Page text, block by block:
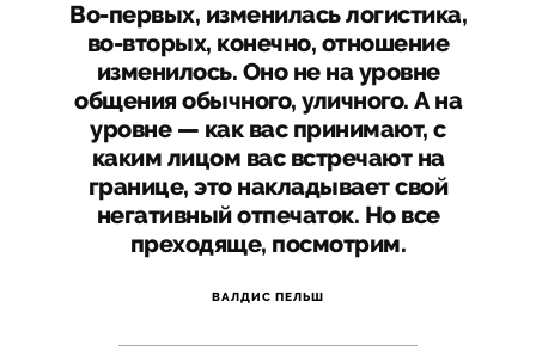
Во-первых, изменилась логистика,
во-вторых, конечно, отношение
изменилось. Оно не на уровне
общения обычного, уличного. А на
уровне — как вас принимают, с
каким лицом вас встречают на
границе, это накладывает свой
негативный отпечаток. Но все
преходяще, посмотрим.
ВАЛДИС ПЕЛЬШ